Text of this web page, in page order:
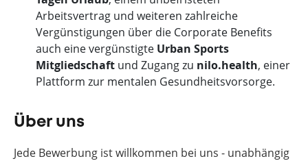
Arbeitsvertrag und weiteren zahlreiche
Vergünstigungen über die Corporate Benefits
auch eine vergünstigte Urban Sports
Mitgliedschaft und Zugang zu nilo.health, einer
Plattform zur mentalen Gesundheitsvorsorge.
Über uns
Jede Bewerbung ist willkommen bei uns - unabhängig